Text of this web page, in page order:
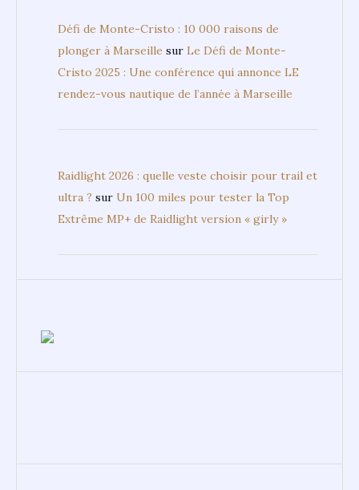
Défi de Monte-Cristo : 10 000 raisons de
plonger à Marseille sur Le Défi de Monte-
Cristo 2025 : Une conférence qui annonce LE
rendez-vous nautique de l’année à Marseille
Raidlight 2026 : quelle veste choisir pour trail et
ultra ? sur Un 100 miles pour tester la Top
Extrême MP+ de Raidlight version « girly »